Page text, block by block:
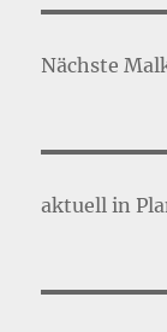
Nächste
aktuell in